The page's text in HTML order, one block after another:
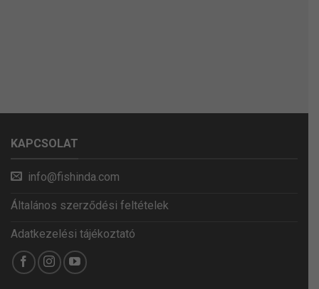
KAPCSOLAT
info@fishinda.com
Általános szerződési feltételek
Adatkezelési tájékoztató